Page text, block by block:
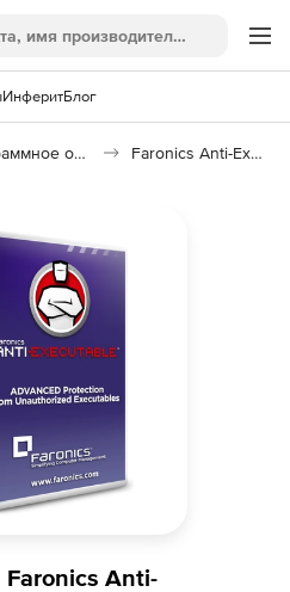
ИнферитБлог
Программное обеспечение для контроля доступа Faronics Anti-Executable
Faronics Anti-